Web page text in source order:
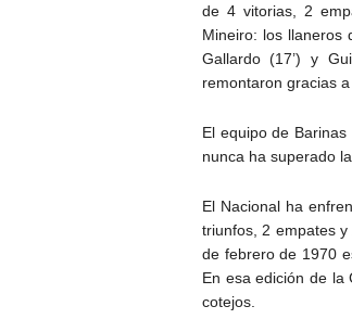
de 4 vitorias, 2
Mineiro: los llaneros
Gallardo (17’) y
remontaron gracias a
El equipo de
nunca ha superado
El Nacional ha
triunfos, 2 empates
de febrero de 1970
En esa edición de la
cotejos.